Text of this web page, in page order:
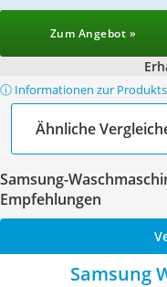
Zum Angebot »
ⓘ Informationen zur
Ähnliche
Samsung-
Empfehlungen
Samsung